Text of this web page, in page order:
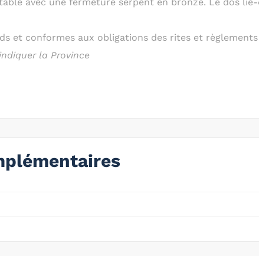
et conformes aux obligations des rites et
la Province